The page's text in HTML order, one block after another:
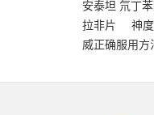
安泰坦 氘丁
拉非片
神
威正确服用方